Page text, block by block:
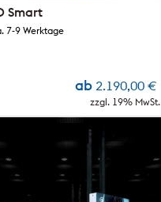
Smart
ab 2.190,00 €
zzgl. 19% MwSt.
7-9 Werktage